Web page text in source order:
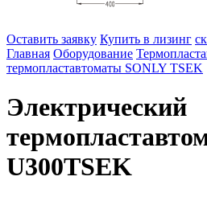
Оставить заявку Купить в лизинг
Главная Оборудование
термопластавтоматы SONLY TSEK
Электрический
U300TSEK